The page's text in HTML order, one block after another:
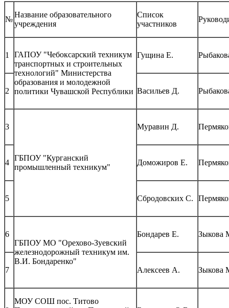
№
Название образовательного
учреждения
Список
участников
1
ГАПОУ "Чебоксарский техникум
транспортных и строительных
технологий" Министерства
образования и молодежной
политики Чувашской Республики
Гущина Е.
2 Васильев Д.
3
ГБПОУ "Курганский
промышленный техникум"
Муравин Д.
4 Доможиров Е.
5 Сбродовских С.
6
ГБПОУ МО "Орехово-Зуевский
железнодорожный техникум им.
В.И. Бондаренко"
Бондарев Е. Зыкова
7 Алексеев А. Зыкова
МОУ СОШ пос. Титово